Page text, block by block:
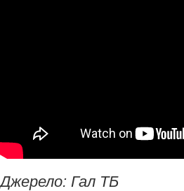
Джерело: Гал ТБ